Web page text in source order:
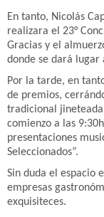
En tanto, Nicolás
realizara el 23°
Gracias y el
donde se dará lugar
Por la tarde, en
de premios,
tradicional
comienzo a las
presentaciones
Seleccionados”.
Sin duda el espacio
empresas
exquisiteces.